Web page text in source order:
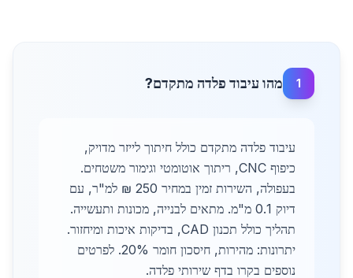
1 מהו עיבוד פלדה מתקדם?
עיבוד פלדה מתקדם כולל חיתוך לייזר מדויק,
כיפוף CNC, ריתוך אוטומטי וגימור משטחים.
בעפולה, השירות זמין במחיר 250 ₪ למ"ר, עם
דיוק 0.1 מ"מ. מתאים לבנייה, מכונות ותעשייה.
תהליך כולל תכנון CAD, בדיקות איכות ומיחזור.
יתרונות: מהירות, חיסכון חומר 20%. לפרטים
נוספים בקרו בדף שירותי פלדה.